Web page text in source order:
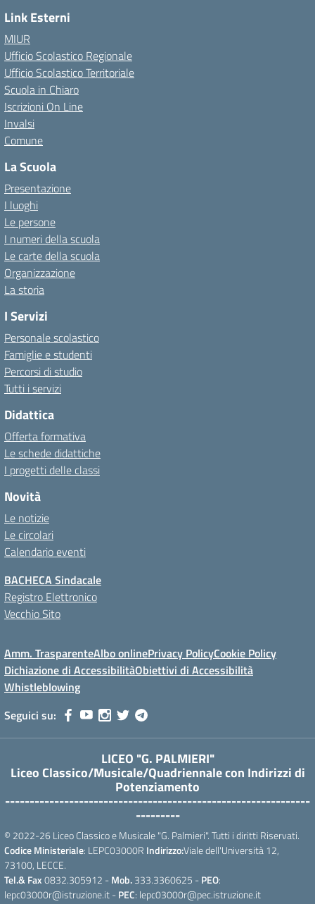
Link Esterni
MIUR
Ufficio Scolastico Regionale
Ufficio Scolastico Territoriale
Scuola in Chiaro
Iscrizioni On Line
Invalsi
Comune
La Scuola
Presentazione
I luoghi
Le persone
I numeri della scuola
Le carte della scuola
Organizzazione
La storia
I Servizi
Personale scolastico
Famiglie e studenti
Percorsi di studio
Tutti i servizi
Didattica
Offerta formativa
Le schede didattiche
I progetti delle classi
Novità
Le notizie
Le circolari
Calendario eventi
BACHECA Sindacale
Registro Elettronico
Vecchio Sito
Amm. TrasparenteAlbo onlinePrivacy PolicyCookie Policy
Dichiazione di AccessibilitàObiettivi di Accessibilità
Whistleblowing
Seguici su:
LICEO "G. PALMIERI"
Liceo Classico/Musicale/Quadriennale con Indirizzi di
Potenziamento
--------------------------------------------------------------
---------
© 2022-26 Liceo Classico e Musicale "G. Palmieri". Tutti i diritti Riservati.
Codice Ministeriale: LEPC03000R Indirizzo:Viale dell'Università 12,
73100, LECCE.
Tel.& Fax0832.305912 - Mob.333.3360625 - PEO:
lepc03000r@istruzione.it - PEC: lepc03000r@pec.istruzione.it